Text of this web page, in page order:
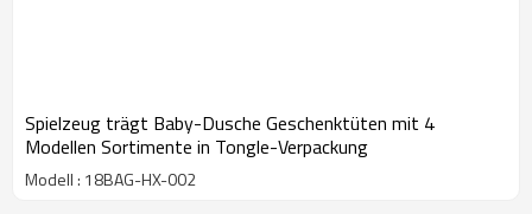
Spielzeug trägt Baby-Dusche Geschenktüten mit 4
Modellen Sortimente in Tongle-Verpackung
Modell : 18BAG-HX-002